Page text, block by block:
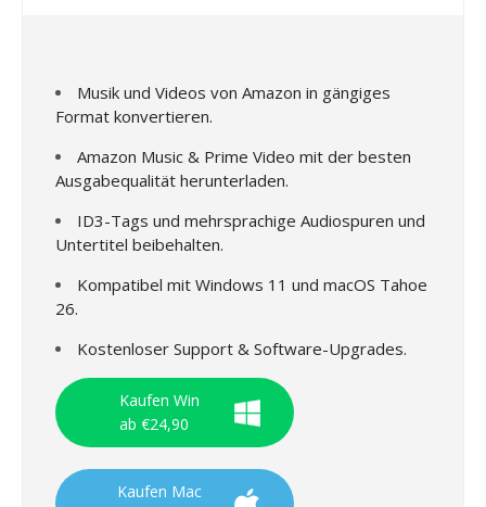
Musik und Videos von Amazon in gängiges
Format konvertieren.
Amazon Music & Prime Video mit der besten
Ausgabequalität herunterladen.
ID3-Tags und mehrsprachige Audiospuren und
Untertitel beibehalten.
Kompatibel mit Windows 11 und macOS Tahoe
26.
Kostenloser Support & Software-Upgrades.
Kaufen Win
ab €24,90
Kaufen Mac